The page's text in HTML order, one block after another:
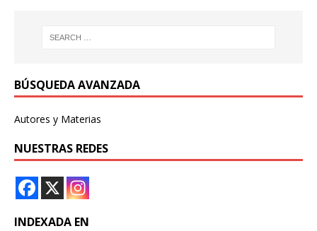
BÚSQUEDA AVANZADA
Autores y Materias
NUESTRAS REDES
INDEXADA EN